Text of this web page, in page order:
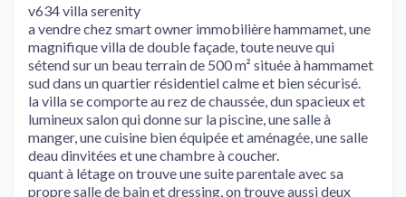
v634 villa serenity
a vendre chez smart owner immobilière hammamet, une
magnifique villa de double façade, toute neuve qui
sétend sur un beau terrain de 500 m² située à hammamet
sud dans un quartier résidentiel calme et bien sécurisé.
la villa se comporte au rez de chaussée, dun spacieux et
lumineux salon qui donne sur la piscine, une salle à
manger, une cuisine bien équipée et aménagée, une salle
deau dinvitées et une chambre à coucher.
quant à létage on trouve une suite parentale avec sa
propre salle de bain et dressing, on trouve aussi deux